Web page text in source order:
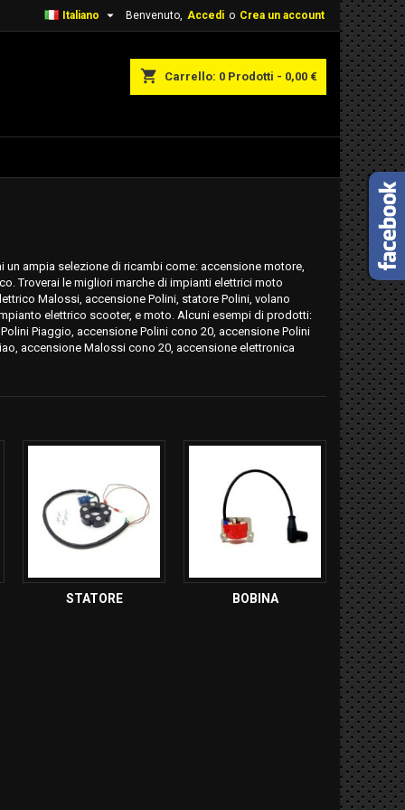
Benvenuto, Accedi o Crea un account
Italiano 
shopping_cart Carrello: 0 Prodotti - 0,00 €
ampia selezione di ricambi come: accensione motore,
Troverai le migliori marche di impianti elettrici moto
Malossi, accensione Polini, statore Polini, volano
elettrico scooter, e moto. Alcuni esempi di prodotti:
Piaggio, accensione Polini cono 20, accensione Polini
accensione Malossi cono 20, accensione elettronica
STATORE BOBINA